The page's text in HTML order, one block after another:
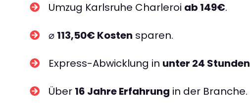
Umzug Karlsruhe Charleroi ab 149€.
⌀ 113,50€ Kosten sparen.
Express-Abwicklung in unter 24 Stunden
Über 16 Jahre Erfahrung in der Branche.